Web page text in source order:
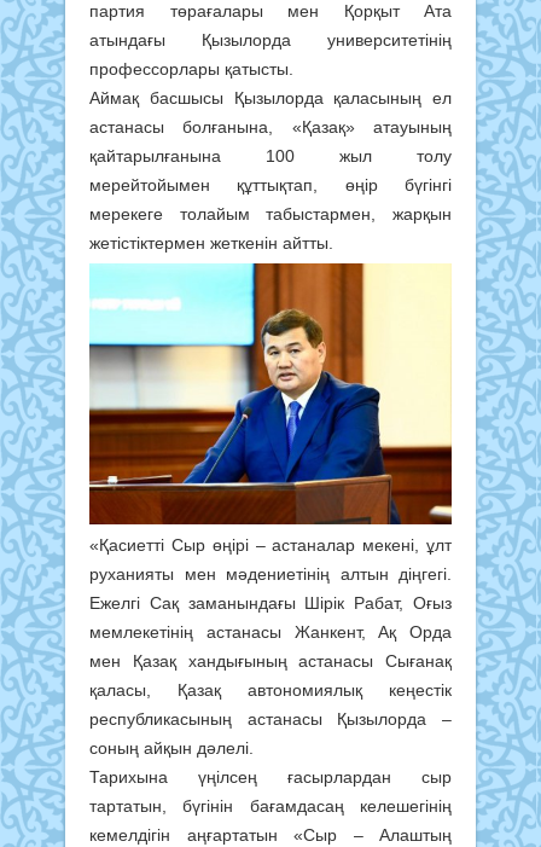
партия төрағалары мен Қорқыт Ата
атындағы Қызылорда университетінің
профессорлары қатысты.
Аймақ басшысы Қызылорда қаласының ел
астанасы болғанына, «Қазақ» атауының
қайтарылғанына 100 жыл толу
мерейтойымен құттықтап, өңір бүгінгі
мерекеге толайым табыстармен, жарқын
жетістіктермен жеткенін айтты.
«Қасиетті Сыр өңірі – астаналар мекені, ұлт
руханияты мен мәдениетінің алтын діңгегі.
Ежелгі Сақ заманындағы Шірік Рабат, Оғыз
мемлекетінің астанасы Жанкент, Ақ Орда
мен Қазақ хандығының астанасы Сығанақ
қаласы, Қазақ автономиялық кеңестік
республикасының астанасы Қызылорда –
соның айқын дәлелі.
Тарихына үңілсең ғасырлардан сыр
тартатын, бүгінін бағамдасаң келешегінің
кемелдігін аңғартатын «Сыр – Алаштың